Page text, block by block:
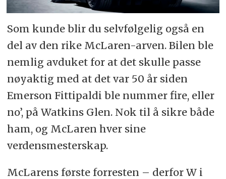
Som kunde blir du selvfølgelig også en
del av den rike McLaren-arven. Bilen ble
nemlig avduket for at det skulle passe
nøyaktig med at det var 50 år siden
Emerson Fittipaldi ble nummer fire, eller
no’, på Watkins Glen. Nok til å sikre både
ham, og McLaren hver sine
verdensmesterskap.
McLarens første forresten – derfor W i